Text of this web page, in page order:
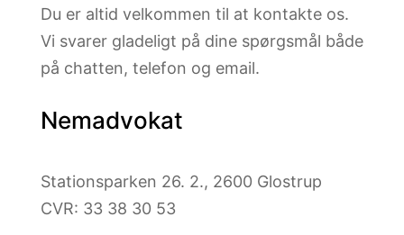
Du er altid velkommen til at kontakte os.
Vi svarer gladeligt på dine spørgsmål både
på chatten, telefon og email.
Nemadvokat
Stationsparken 26. 2., 2600 Glostrup
CVR: 33 38 30 53